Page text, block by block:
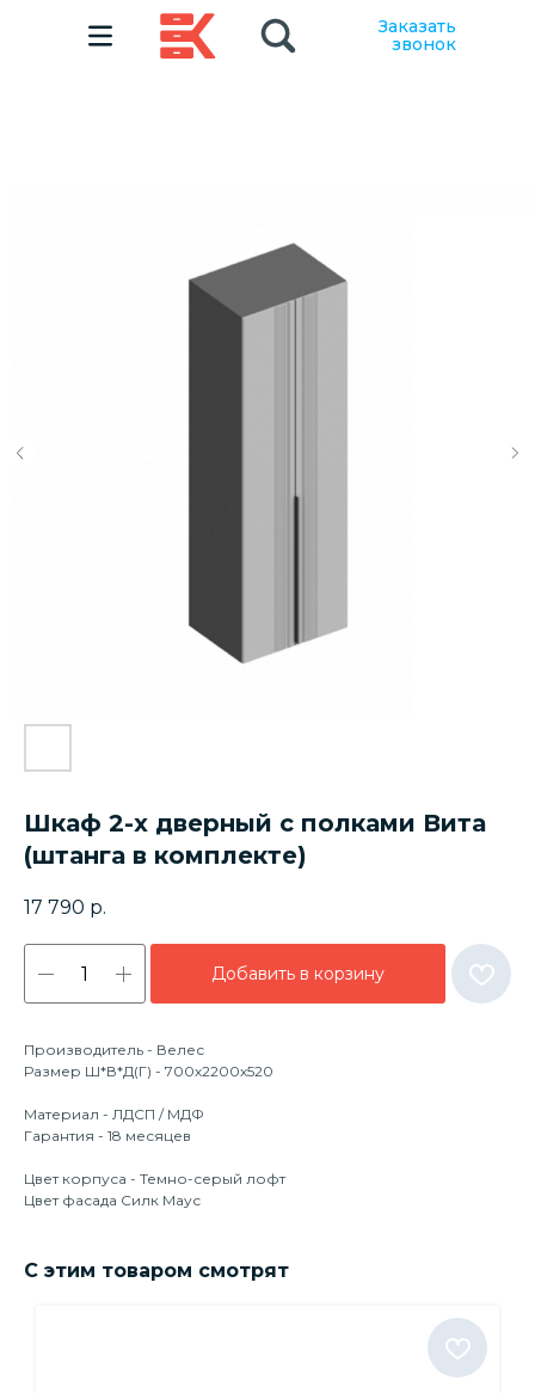
Заказать
звонок
Шкаф 2-х дверный с полками Вита
(штанга в комплекте)
17 790 р.
Добавить в корзину
Производитель - Велес
Размер Ш*В*Д(Г) - 700х2200х520
Материал - ЛДСП / МДФ
Гарантия - 18 месяцев
Цвет корпуса - Темно-серый лофт
Цвет фасада Силк Маус
С этим товаром смотрят